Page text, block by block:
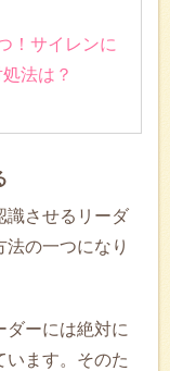
！サイレンに
法は？
識させるリーダ
の一つになり
ダーには絶対に
います。そのた